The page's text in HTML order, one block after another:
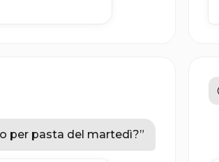
per pasta del martedì?”